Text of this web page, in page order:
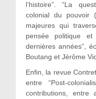
l’histoire”. “La
colonial du pouvoir
majeures qui
pensée politique
dernières années”,
Boutang et Jérôme
Enfin, la revue
entre “Post-
contributions, entre